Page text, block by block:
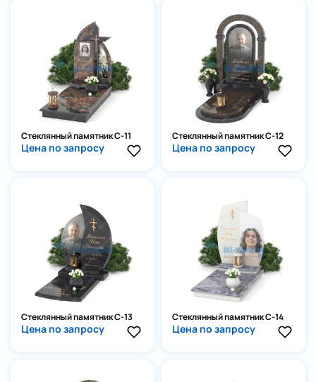
Стеклянный памятник С-11
Цена по запросу
Стеклянный памятник С-12
Цена по запросу
Стеклянный памятник С-13
Цена по запросу
Стеклянный памятник С-14
Цена по запросу